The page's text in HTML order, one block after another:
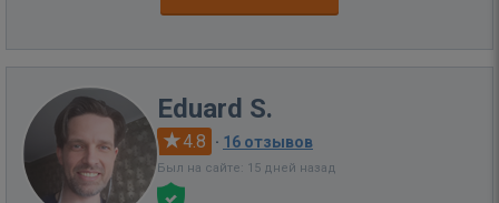
Eduard S.
4.8 · 16 отзывов
Был на сайте: 15 дней назад